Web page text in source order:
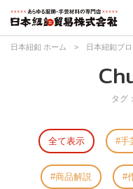
日本紐釦 ホーム > 日本紐釦ブ
タグ
全て表示 手
商品解説